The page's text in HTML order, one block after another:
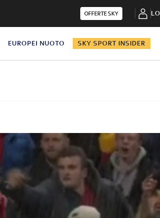
OFFERTE SKY
EUROPEI NUOTO SKY SPORT INSIDER